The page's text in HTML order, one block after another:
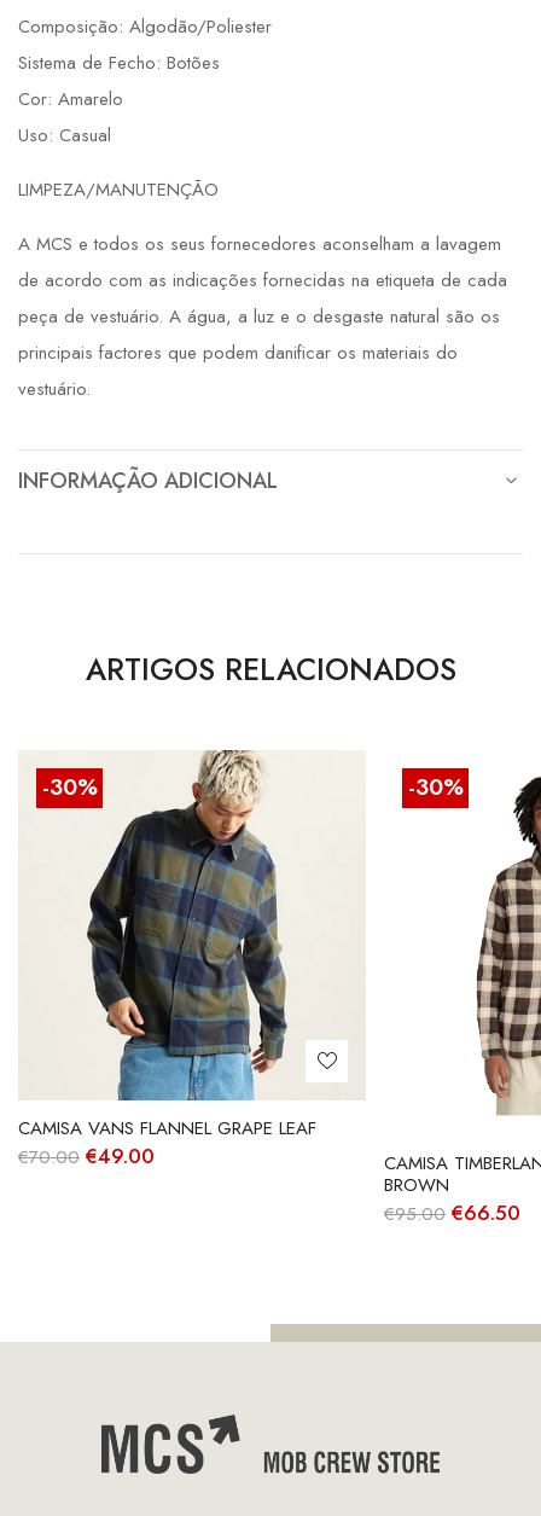
Composição: Algodão/Poliester
Sistema de Fecho: Botões
Cor: Amarelo
Uso: Casual
LIMPEZA/MANUTENÇÃO
A MCS e todos os seus fornecedores aconselham a lavagem
de acordo com as indicações fornecidas na etiqueta de cada
peça de vestuário. A água, a luz e o desgaste natural são os
principais factores que podem danificar os materiais do
vestuário.
INFORMAÇÃO ADICIONAL
ARTIGOS RELACIONADOS
-30%
CAMISA VANS FLANNEL GRAPE LEAF
€70.00 O
€49.00
-30%
CAMISA
BROWN
€95.00 O
€66.50